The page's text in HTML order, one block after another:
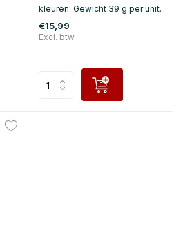
kleuren. Gewicht 39 g per unit.
€15,99
Excl. btw